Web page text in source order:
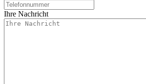
Ihre Nachricht